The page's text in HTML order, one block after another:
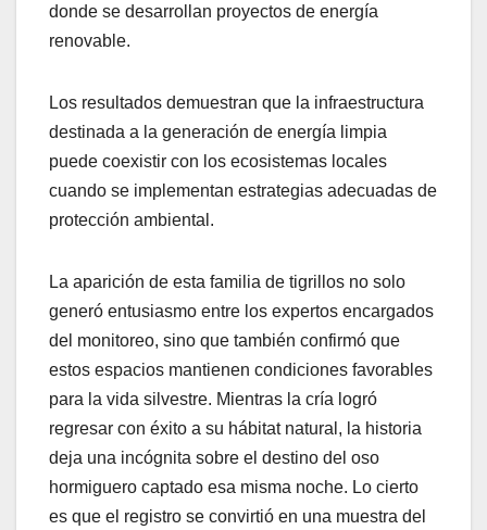
donde se desarrollan proyectos de energía
renovable.
Los resultados demuestran que la infraestructura
destinada a la generación de energía limpia
puede coexistir con los ecosistemas locales
cuando se implementan estrategias adecuadas de
protección ambiental.
La aparición de esta familia de tigrillos no solo
generó entusiasmo entre los expertos encargados
del monitoreo, sino que también confirmó que
estos espacios mantienen condiciones favorables
para la vida silvestre. Mientras la cría logró
regresar con éxito a su hábitat natural, la historia
deja una incógnita sobre el destino del oso
hormiguero captado esa misma noche. Lo cierto
es que el registro se convirtió en una muestra del